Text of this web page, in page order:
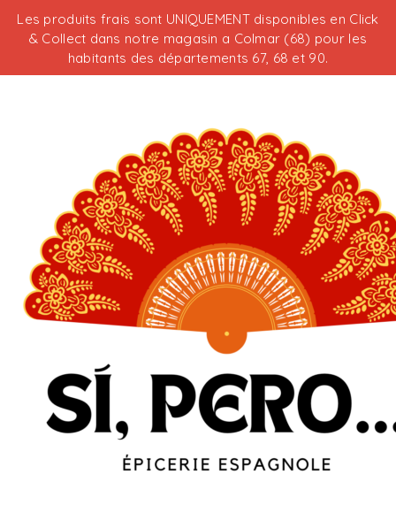
Les produits frais sont UNIQUEMENT disponibles en Click
& Collect dans notre magasin a Colmar (68) pour les
habitants des départements 67, 68 et 90.